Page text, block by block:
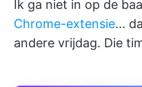
Ik ga niet in op de
Chrome-extensie...
andere vrijdag. Die